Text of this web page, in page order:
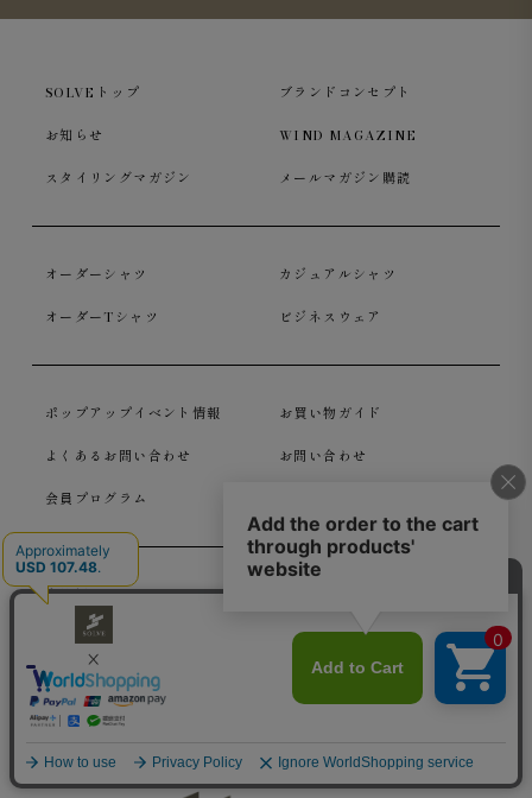
SOLVEトップ ブランドコンセプト
お知らせ WIND MAGAZINE
スタイリングマガジン メールマガジン購読
オーダーシャツ カジュアルシャツ
オーダーTシャツ ビジネスウェア
ポップアップイベント情報 お買い物ガイド
よくあるお問い合わせ お問い合わせ
会員プログラム
会社概要
利用規約 ギフトカード利用規約
プライバシーステートメント